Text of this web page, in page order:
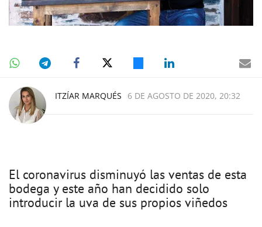
ITZÍAR MARQUÉS 6 DE AGOSTO DE 2020, 20:32
El coronavirus disminuyó las ventas de esta
bodega y este año han decidido solo
introducir la uva de sus propios viñedos